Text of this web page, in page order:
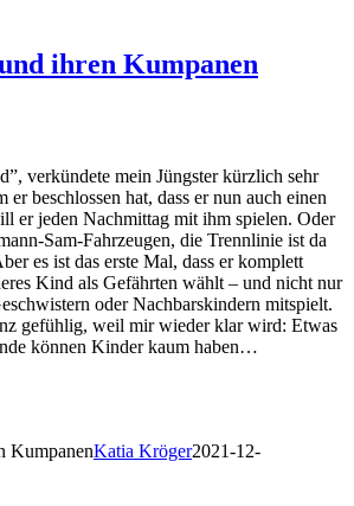
ihren Kumpanen
verkündete mein Jüngster kürzlich sehr
er beschlossen hat, dass er nun auch einen
er jeden Nachmittag mit ihm spielen. Oder
Sam-Fahrzeugen, die Trennlinie ist da
es ist das erste Mal, dass er komplett
Kind als Gefährten wählt – und nicht nur
oder Nachbarskindern mitspielt.
gefühlig, weil mir wieder klar wird: Etwas
können Kinder kaum haben…
KumpanenKatia Kröger2021-12-